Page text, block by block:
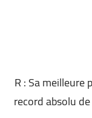
R : Sa
record absolu